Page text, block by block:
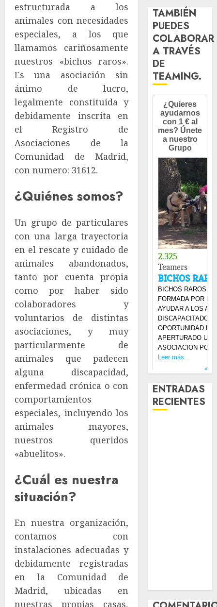
estructurada a los
animales con necesidades
especiales, a los que
llamamos cariñosamente
nuestros «bichos raros».
Es una asociación sin
ánimo de lucro,
legalmente constituida y
debidamente inscrita en
el Registro de
Asociaciones de la
Comunidad de Madrid,
con numero: 31612.
¿Quiénes somos?
Un grupo de particulares
con una larga trayectoria
en el rescate y cuidado de
animales abandonados,
tanto por cuenta propia
como por haber sido
colaboradores y
voluntarios de distintas
asociaciones, y muy
particularmente de
animales que padecen
alguna discapacidad,
enfermedad crónica o con
comportamientos
especiales, incluyendo los
animales mayores,
nuestros queridos
«abuelitos».
¿Cuál es nuestra
situación?
En nuestra organización,
contamos con
instalaciones adecuadas y
debidamente registradas
en la Comunidad de
Madrid, ubicadas en
nuestras propias casas,
TAMBIÉN
PUEDES
COLABORAR
A TRAVÉS
DE
TEAMING.
ENTRADAS
RECIENTES